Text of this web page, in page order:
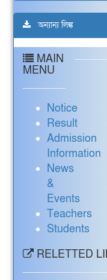
অন্যান্য লিঙ্ক
MAIN
MENU
Notice
Result
Admission
Information
News
&
Events
Teachers
Students
RELETTED